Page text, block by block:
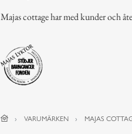
Majas cottage har med kunder och
VARUMÄRKEN MAJAS